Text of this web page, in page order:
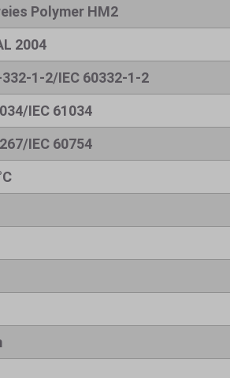
Polymer HM2
2004
332-1-2/IEC 60332-1-2
IEC 61034
IEC 60754